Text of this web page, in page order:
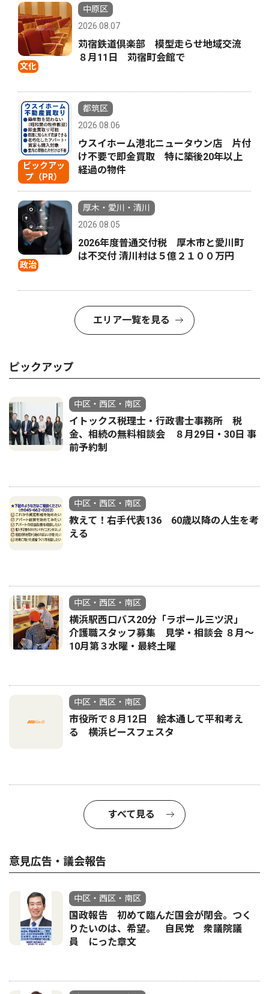
文化
中原区
2026.08.07
苅宿鉄道倶楽部 模型走らせ地域交流
８月11日 苅宿町会館で
ピックアッ
プ（PR）
都筑区
2026.08.06
ウスイホーム港北ニュータウン店 片付
け不要で即金買取 特に築後20年以上
経過の物件
政治
厚木・愛川・清川
2026.08.05
2026年度普通交付税 厚木市と愛川町
は不交付 清川村は５億２１００万円
エリア一覧を見る
ピックアップ
中区・西区・南区
イトックス税理士・行政書士事務所 税
金、相続の無料相談会 ８月29日・30日 事
前予約制
中区・西区・南区
教えて！右手代表136 60歳以降の人生を考
える
中区・西区・南区
横浜駅西口バス20分「ラポール三ツ沢」
介護職スタッフ募集 見学・相談会 ８月〜
10月第３水曜・最終土曜
中区・西区・南区
市役所で８月12日 絵本通して平和考え
る 横浜ピースフェスタ
すべて見る
意見広告・議会報告
中区・西区・南区
国政報告 初めて臨んだ国会が閉会。つく
りたいのは、希望。 自民党 衆議院議
員 にった章文